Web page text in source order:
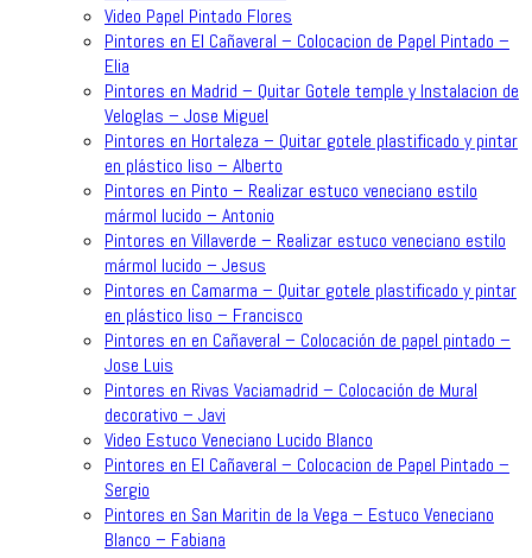
Video Papel Pintado Flores
Pintores en El Cañaveral – Colocacion de Papel Pintado –
Elia
Pintores en Madrid – Quitar Gotele temple y Instalacion de
Veloglas – Jose Miguel
Pintores en Hortaleza – Quitar gotele plastificado y pintar
en plástico liso – Alberto
Pintores en Pinto – Realizar estuco veneciano estilo
mármol lucido – Antonio
Pintores en Villaverde – Realizar estuco veneciano estilo
mármol lucido – Jesus
Pintores en Camarma – Quitar gotele plastificado y pintar
en plástico liso – Francisco
Pintores en en Cañaveral – Colocación de papel pintado –
Jose Luis
Pintores en Rivas Vaciamadrid – Colocación de Mural
decorativo – Javi
Video Estuco Veneciano Lucido Blanco
Pintores en El Cañaveral – Colocacion de Papel Pintado –
Sergio
Pintores en San Maritin de la Vega – Estuco Veneciano
Blanco – Fabiana